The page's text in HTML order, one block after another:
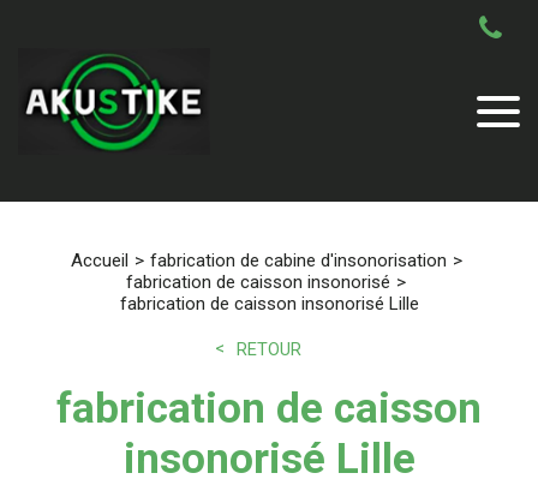
Accueil
fabrication de cabine d'insonorisation
fabrication de caisson insonorisé
fabrication de caisson insonorisé Lille
RETOUR
fabrication de caisson
insonorisé Lille